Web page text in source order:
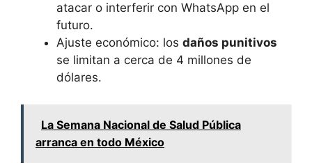
atacar o interferir con WhatsApp en el
futuro.
Ajuste económico: los daños punitivos
se limitan a cerca de 4 millones de
dólares.
La Semana Nacional de Salud Pública
arranca en todo México